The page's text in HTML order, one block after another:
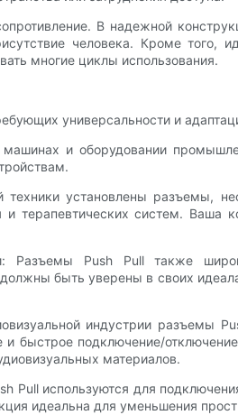
В надежной
человека. Кроме того,
многие циклы использования.
универсальности и
и оборудовании
установлены разъемы,
терапевтических систем. Ваша
Разъемы Push Pull также
быть уверены в своих
индустрии разъемы
быстрое подключение/
материалов.
используются для
идеальна для уменьшения